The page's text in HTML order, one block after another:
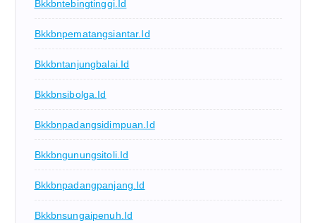
Bkkbntebingtinggi.id
Bkkbnpematangsiantar.id
Bkkbntanjungbalai.id
Bkkbnsibolga.id
Bkkbnpadangsidimpuan.id
Bkkbngunungsitoli.id
Bkkbnpadangpanjang.id
Bkkbnsungaipenuh.id